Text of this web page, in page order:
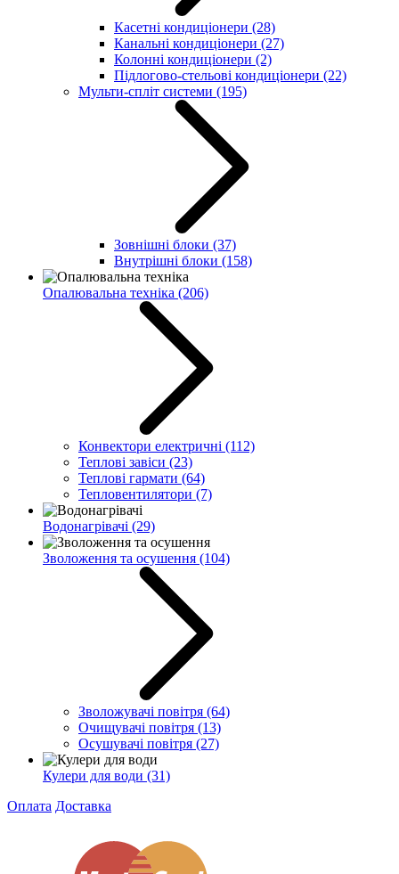
Касетні кондиціонери (28)
Канальні кондиціонери (27)
Колонні кондиціонери (2)
Підлогово-стельові кондиціонери (22)
Мульти-спліт системи (195)
Зовнішні блоки (37)
Внутрішні блоки (158)
Опалювальна техніка (206)
Конвектори електричні (112)
Теплові завіси (23)
Теплові гармати (64)
Тепловентилятори (7)
Водонагрівачі (29)
Зволоження та осушення (104)
Зволожувачі повітря (64)
Очищувачі повітря (13)
Осушувачі повітря (27)
Кулери для води (31)
Оплата Доставка